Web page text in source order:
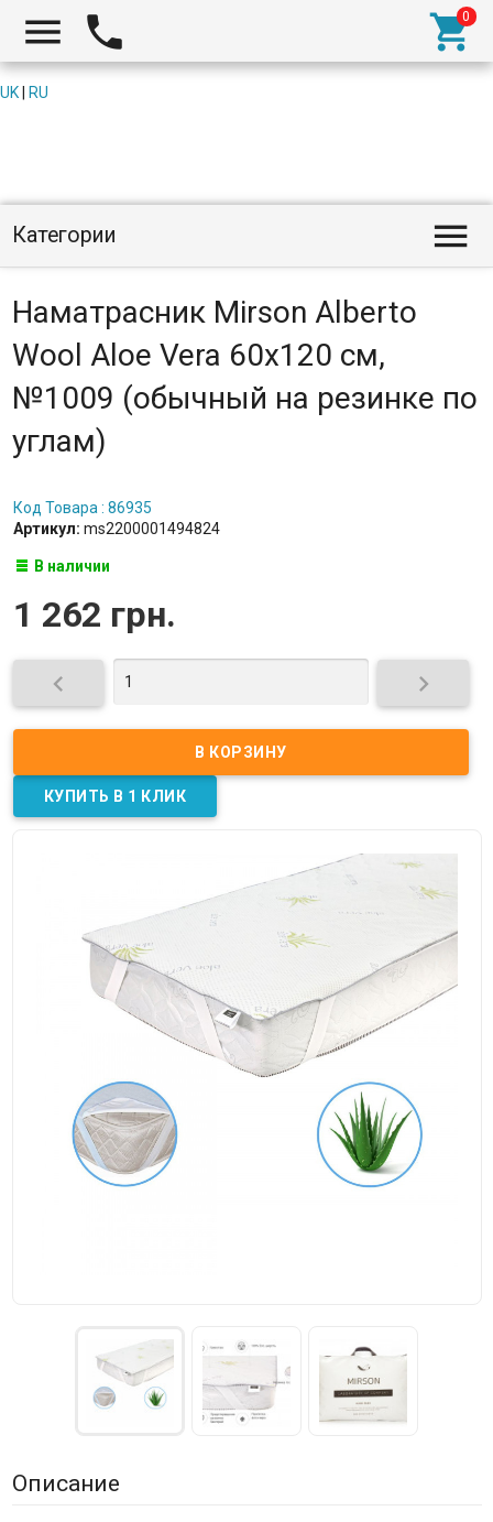
  
UK RU
Категории 
Наматрасник Mirson Alberto
Wool Aloe Vera 60x120 см,
№1009 (обычный на резинке по
углам)
Код Товара : 86935
Артикул: ms2200001494824
В наличии
1 262 грн.
 
Описание